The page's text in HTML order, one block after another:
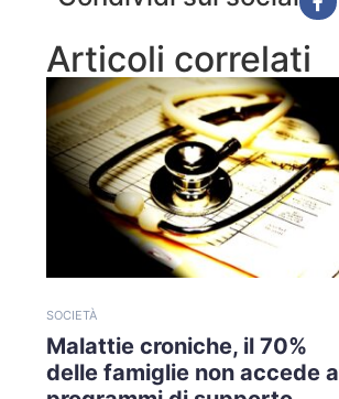
Articoli correlati
SOCIETÀ
Malattie croniche, il 70%
delle famiglie non accede a